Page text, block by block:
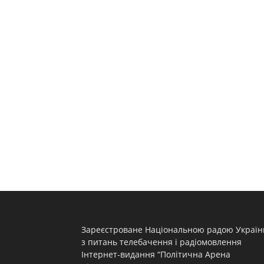
Зареєстроване Національною радою
з питань телебачення і радіомовлення
Інтернет-видання “Політична Арена